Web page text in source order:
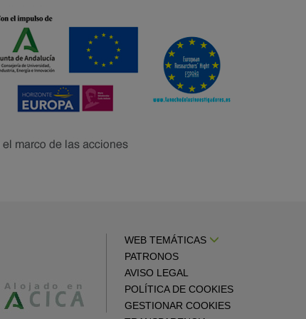
WEB TEMÁTICAS
PATRONOS
AVISO LEGAL
POLÍTICA DE COOKIES
GESTIONAR COOKIES